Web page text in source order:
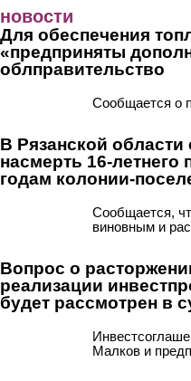
новости
Для обеспечения
«предприняты
облправительство
Сообщается о
В Рязанской
насмерть 16-летнего
годам колонии-
Сообщается,
виновным и
Вопрос о
реализации
будет рассмотрен в
Малков и